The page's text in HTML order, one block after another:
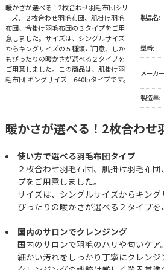
暖かさが選べる！2枚合わせ羽毛布団シリ
ーズ、２枚合わせ羽毛布団、肌掛け羽毛
布団、合掛け羽毛布団の３タイプをご用
意しました。サイズは、シングルサイズ
からキングサイズの５種類ご用意、しか
もぴったりの暖かさが選べる２タイプを
ご用意しました。この商品は、肌掛け羽
毛布団 キングサイズ 640fpタイプです。
製品名:
型番:
メーカ
製造年:
暖かさが選べる！2枚合わせ
使い方で選べる羽毛布団タイプ
２枚合わせ羽毛布団、肌掛け羽毛布
プをご用意しました。
サイズは、シングルサイズからキン
ぴったりの暖かさが選べる２タイプを
国内のサロンでクレンジング
国内のサロンで羽毛のハリや匂いケア。
細かい汚れをしっかり丁寧にクレンジ